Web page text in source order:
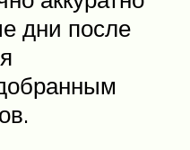
дни после